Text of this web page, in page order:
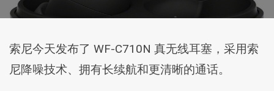
索尼今天发布了 WF-C710N 真无线耳塞，采用索
尼降噪技术、拥有长续航和更清晰的通话。